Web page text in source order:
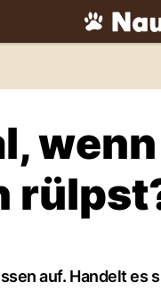
tiere.NAU.ch
auf. Handelt